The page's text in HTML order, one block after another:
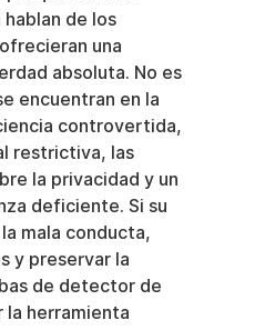
de los
una
absoluta. No es
encuentran en la
controvertida,
restrictiva, las
la privacidad y un
deficiente. Si su
mala conducta,
y preservar la
de detector de
la herramienta